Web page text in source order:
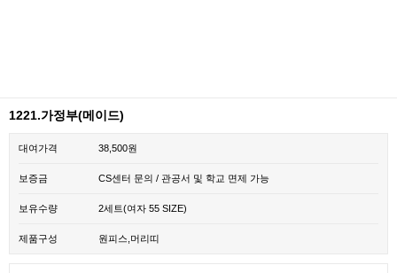
1221.가정부(메이드)
대여가격 38,500원
보증금 CS센터 문의 / 관공서 및 학교 면제 가능
보유수량 2세트(여자 55 SIZE)
제품구성 원피스,머리띠